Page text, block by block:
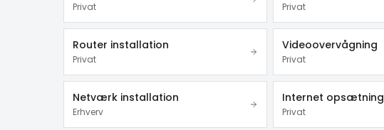
Privat Privat
Router installation
Privat
Videoovervågning
Privat
Netværk installation
Erhverv
Internet opsætning
Privat